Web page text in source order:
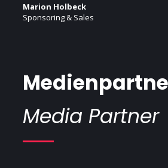
Marion Holbeck
Sponsoring & Sales
Media Partner